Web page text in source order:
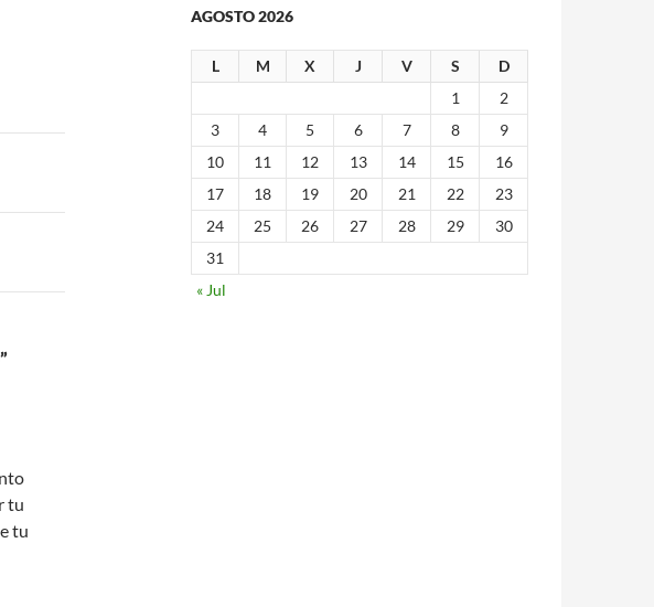
tu
tu
AGOSTO 2026
L M X J V S
D
1
2
3
4 5 6 7 8
9
10
11 12 13 14 15
16
17
18 19 20 21 22
23
24
25 26 27 28 29
30
31
« Jul